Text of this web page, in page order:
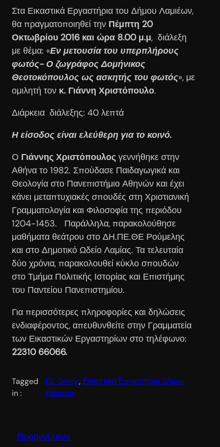
Στα Εικαστικά Εργαστήρια του Δήμου Λαμιέων,
θα πραγματοποιηθεί την Πέμπτη 20
Οκτωβρίου 2016 και ώρα 8.00 μ.μ, διάλεξη
με θέμα: «Εν μετουσία του υπερπλήρους
φωτός- Ο ζωγράφος Δομήνικος
Θεοτοκόπουλος ως ασκητής του φωτός», με
ομιλητή τον κ. Γιάννη Χριστόπουλο.
Διάρκεια διάλεξης: 40 λεπτά
Η είσοδος είναι ελεύθερη για το κοινό.
Ο Γιάννης Χριστόπουλος γεννήθηκε στην
Αθήνα το 1982. Σπούδασε Παιδαγωγικά και
Θεολογία στο Πανεπιστήμιο Αθηνών και έχει
κάνει μεταπτυχιακές σπουδές στη Χριστιανική
Γραμματολογία και Φιλοσοφία της περιόδου
1204-1453. Παράλληλα, παρακολούθησε
μαθήματα θεάτρου στο ΔΗ.ΠΕ.ΘΕ Ρούμελης
και στο Δημοτικό Ωδείο Λαμίας. Τα τελευταία
δύο χρόνια, παρακολουθεί κύκλο σπουδών
στο Τμήμα Πολιτικής Ιστορίας και Επιστήμης
του Παντείου Πανεπιστημίου.
Για περισσότερες πληροφορίες και δηλώσεις
ενδιαφέροντος, απευθυνθείτε στην Γραμματεία
των Εικαστικών Εργαστηρίων στο τηλέφωνο:
22310 66066.
Tagged
in :
ΕL Greco, Εικαστικά Εργαστήρια Δήμου
Λαμιέων
Προηγούμενο